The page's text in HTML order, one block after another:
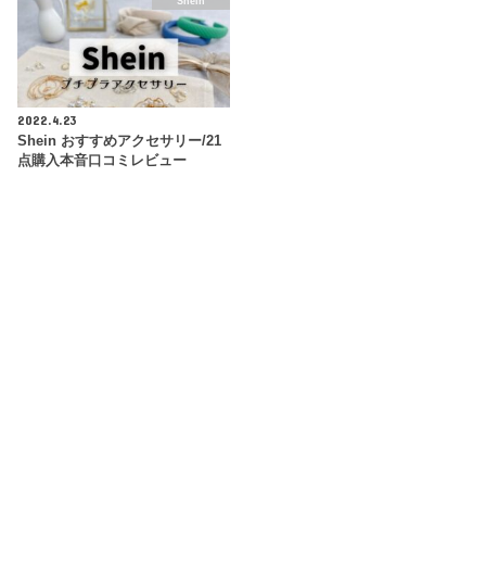
2022.4.23
Shein おすすめアクセサリー/21
点購入本音口コミレビュー